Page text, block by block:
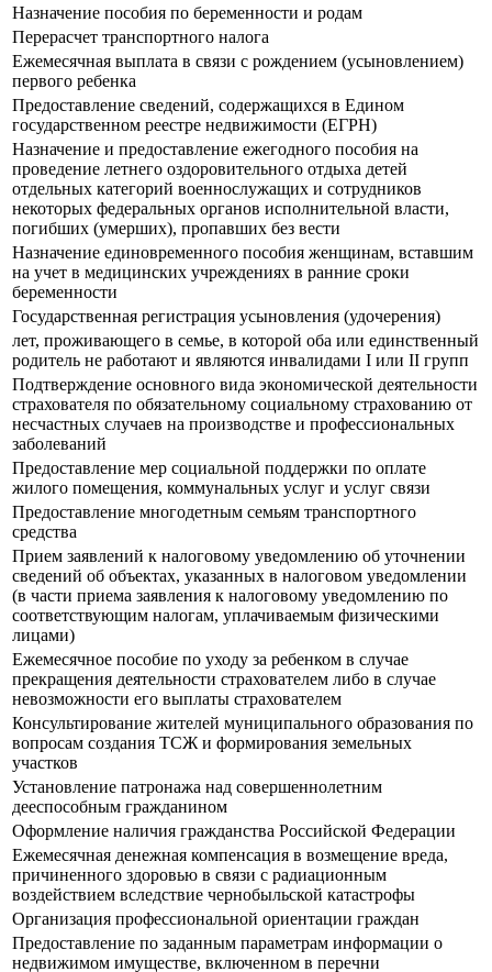
Назначение пособия по беременности и родам
Перерасчет транспортного налога
Ежемесячная выплата в связи с рождением (усыновлением)
первого ребенка
Предоставление сведений, содержащихся в Едином
государственном реестре недвижимости (ЕГРН)
Назначение и предоставление ежегодного пособия на
проведение летнего оздоровительного отдыха детей
отдельных категорий военнослужащих и сотрудников
некоторых федеральных органов исполнительной власти,
погибших (умерших), пропавших без вести
Назначение единовременного пособия женщинам, вставшим
на учет в медицинских учреждениях в ранние сроки
беременности
Государственная регистрация усыновления (удочерения)
лет, проживающего в семье, в которой оба или единственный
родитель не работают и являются инвалидами I или II групп
Подтверждение основного вида экономической деятельности
страхователя по обязательному социальному страхованию от
несчастных случаев на производстве и профессиональных
заболеваний
Предоставление мер социальной поддержки по оплате
жилого помещения, коммунальных услуг и услуг связи
Предоставление многодетным семьям транспортного
средства
Прием заявлений к налоговому уведомлению об уточнении
сведений об объектах, указанных в налоговом уведомлении
(в части приема заявления к налоговому уведомлению по
соответствующим налогам, уплачиваемым физическими
лицами)
Ежемесячное пособие по уходу за ребенком в случае
прекращения деятельности страхователем либо в случае
невозможности его выплаты страхователем
Консультирование жителей муниципального образования по
вопросам создания ТСЖ и формирования земельных
участков
Установление патронажа над совершеннолетним
дееспособным гражданином
Оформление наличия гражданства Российской Федерации
Ежемесячная денежная компенсация в возмещение вреда,
причиненного здоровью в связи с радиационным
воздействием вследствие чернобыльской катастрофы
Организация профессиональной ориентации граждан
Предоставление по заданным параметрам информации о
недвижимом имуществе, включенном в перечни